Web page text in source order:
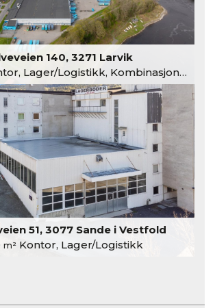
140, 3271 Larvik
Lager/Logistikk, Kombinasjonslokaler
51, 3077 Sande i Vestfold
m²Kontor, Lager/Logistikk